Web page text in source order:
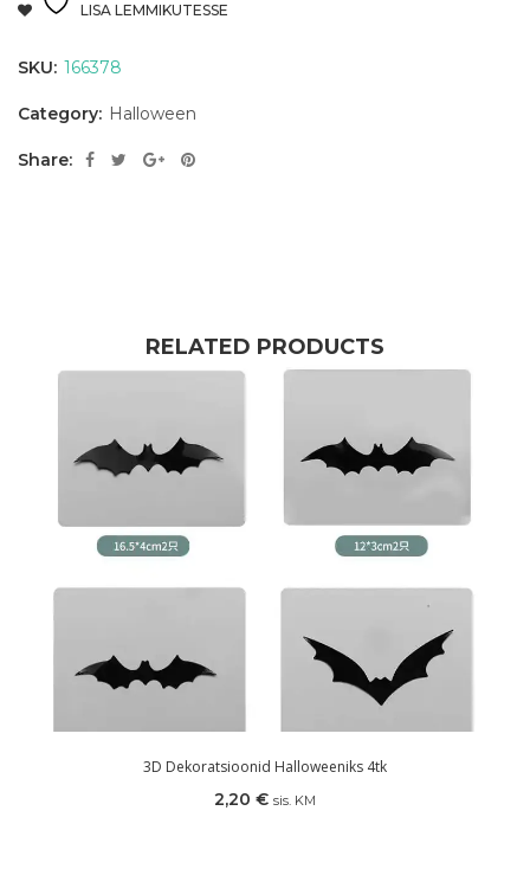
LISA LEMMIKUTESSE
SKU: 166378
Category: Halloween
Share:
RELATED PRODUCTS
3D Dekoratsioonid Halloweeniks 4tk
2,20 € sis. KM